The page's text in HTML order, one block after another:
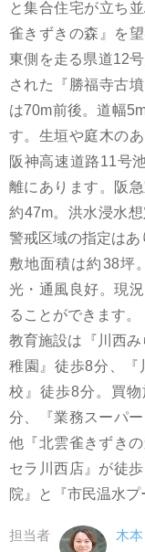
と集合住宅が立ち
雀きずきの森』を
東側を走る県道12
された『勝福寺古
は70m前後。道幅
す。生垣や庭木の
阪神高速道路11号
離にあります。阪
約47m。洪水浸水
警戒区域の指定はあ
敷地面積は約38坪
光・通風良好。現
ることができます。
教育施設は『川西
稚園』徒歩8分、『
校』徒歩8分。買
分、『業務スーパ
他『北雲雀きずき
セラ川西店』が徒
院』と『市民温水プ
担当者 木